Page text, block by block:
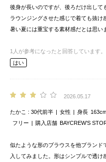
後身が長いのですが、後ろだけ出し
ラウンジングさせた感じで着ても抜け
暑い夏には重宝する素材感だとは思い
1 人が参考になったと回答しています。
はい
2026.05.17
たかこ 30代前半 女性 身長
フリー
購入店舗 BAYCREW’S
似たような形のブラウスを他ブラン
入してみました。形はシンプルで透